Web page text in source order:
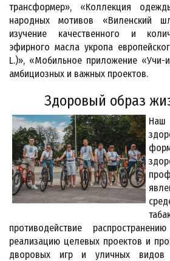
трансформер», «Коллекция
народных мотивов «Виленский
изучение качественного и
эфирного масла укропа
L.)», «Мобильное приложение «Учи-
амбициозных и важных проектов.
Здоровый образ
Наш
противодействие
реализацию целевых проектов и
дворовых игр и уличных видов